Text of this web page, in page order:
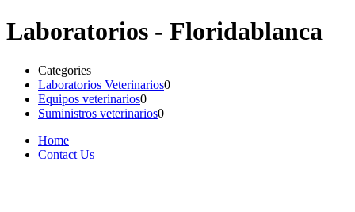
Laboratorios - Floridablanca
Categories
Laboratorios Veterinarios0
Equipos veterinarios0
Suministros veterinarios0
Home
Contact Us